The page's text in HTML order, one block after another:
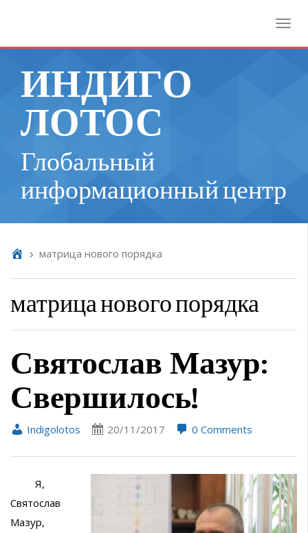
ИНДИГО
ЛОТОС
Глобальный
информационный центр
матрица нового порядка
матрица нового порядка
Святослав Мазур:
Свершилось!
Indigolotos 20/11/2017 0 Comments
Я,
Святослав
Мазур,